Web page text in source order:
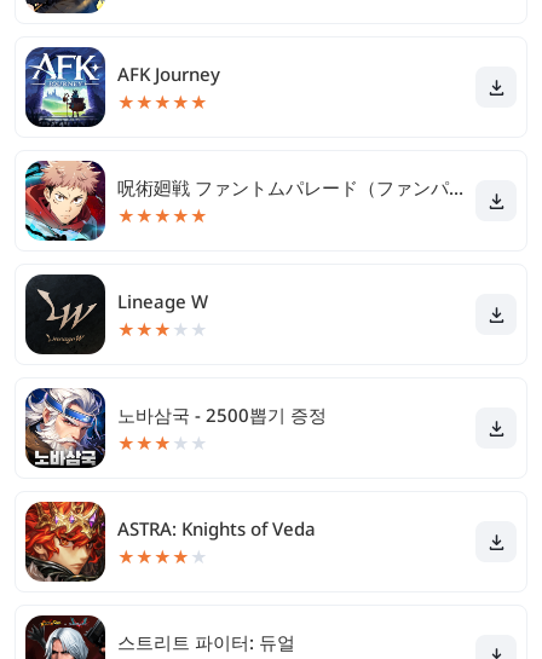
AFK Journey
★★★★★
呪術廻戦 ファントムパレード（ファンパレ）
★★★★★
Lineage W
★★★ ★ ★
노바삼국 - 2500뽑기 증정
★★★ ★ ★
ASTRA: Knights of Veda
★★★★ ★
스트리트 파이터: 듀얼